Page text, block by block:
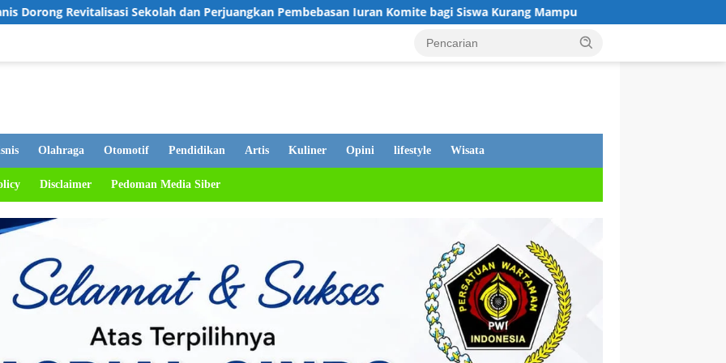
dan Perjuangkan Pembebasan Iuran Komite bagi Siswa Kurang Mampu Tanggapan Dewan Andi Putra, Tentang
Olahraga Otomotif Pendidikan Artis Kuliner Opini lifestyle Wisata
Disclaimer Pedoman Media Siber